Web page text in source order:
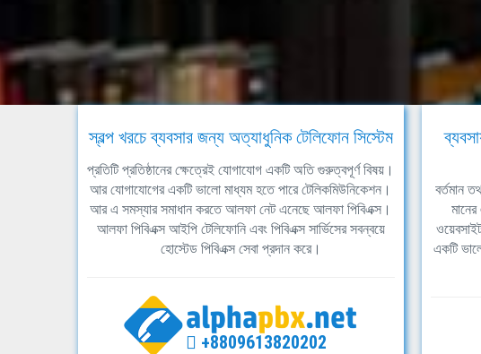
স্বল্প খরচে ব্যবসার জন্য অত্যাধুনিক টেলিফোন সিস্টেম
প্রতিটি প্রতিষ্ঠানের ক্ষেত্রেই যোগাযোগ একটি অতি গুরুত্বপূর্ণ বিষয়।
আর যোগাযোগের একটি ভালো মাধ্যম হতে পারে টেলিকমিউনিকেশন।
আর এ সমস্যার সমাধান করতে আলফা নেট এনেছে আলফা পিবিএক্স।
আলফা পিবিএক্স আইপি টেলিফোনি এবং পিবিএক্স সার্ভিসের সবন্বয়ে
হোস্টেড পিবিএক্স সেবা প্রদান করে।
+8809613820202
বর্তমান
একটি